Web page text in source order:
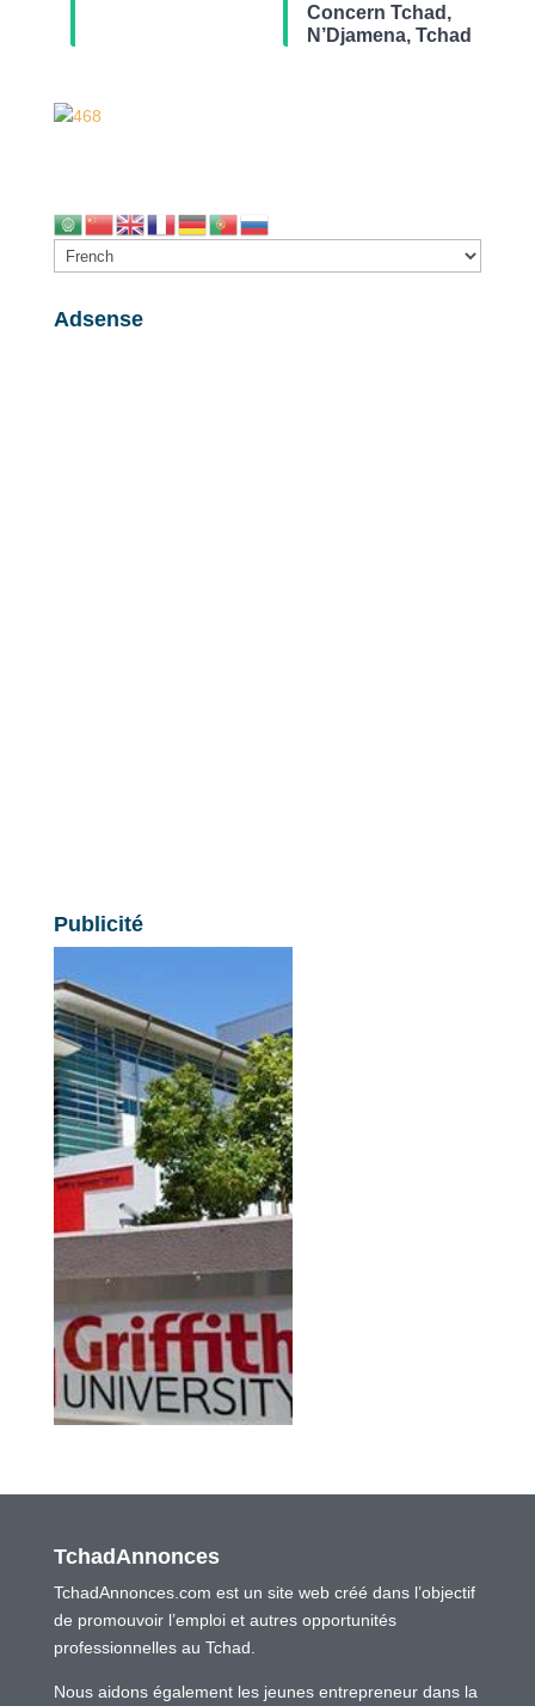
Concern Tchad,
N’Djamena, Tchad
Adsense
Publicité
TchadAnnonces
TchadAnnonces.com est un site web créé dans l’objectif
de promouvoir l’emploi et autres opportunités
professionnelles au Tchad.
Nous aidons également les jeunes entrepreneur dans la